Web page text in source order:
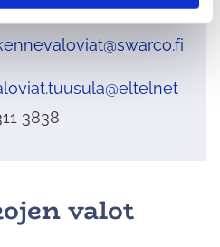
3838
valot